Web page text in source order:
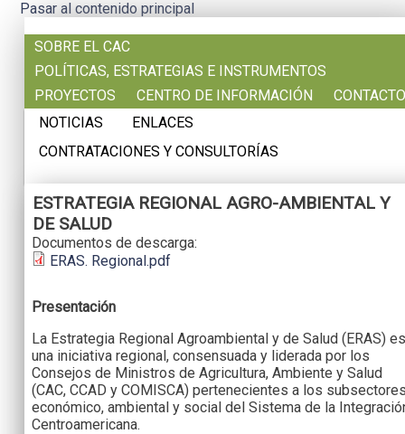
Pasar al contenido principal
SOBRE EL CAC
POLÍTICAS, ESTRATEGIAS E INSTRUMENTOS
PROYECTOS
CENTRO DE INFORMACIÓN
CONTACTO
NOTICIAS
ENLACES
CONTRATACIONES Y CONSULTORÍAS
ESTRATEGIA REGIONAL AGRO-AMBIENTAL Y
DE SALUD
Documentos de descarga:
ERAS. Regional.pdf
Presentación
La Estrategia Regional Agroambiental y de Salud (ERAS) es
una iniciativa regional, consensuada y liderada por los
Consejos de Ministros de Agricultura, Ambiente y Salud
(CAC, CCAD y COMISCA) pertenecientes a los
económico, ambiental y social del Sistema de la
Centroamericana.